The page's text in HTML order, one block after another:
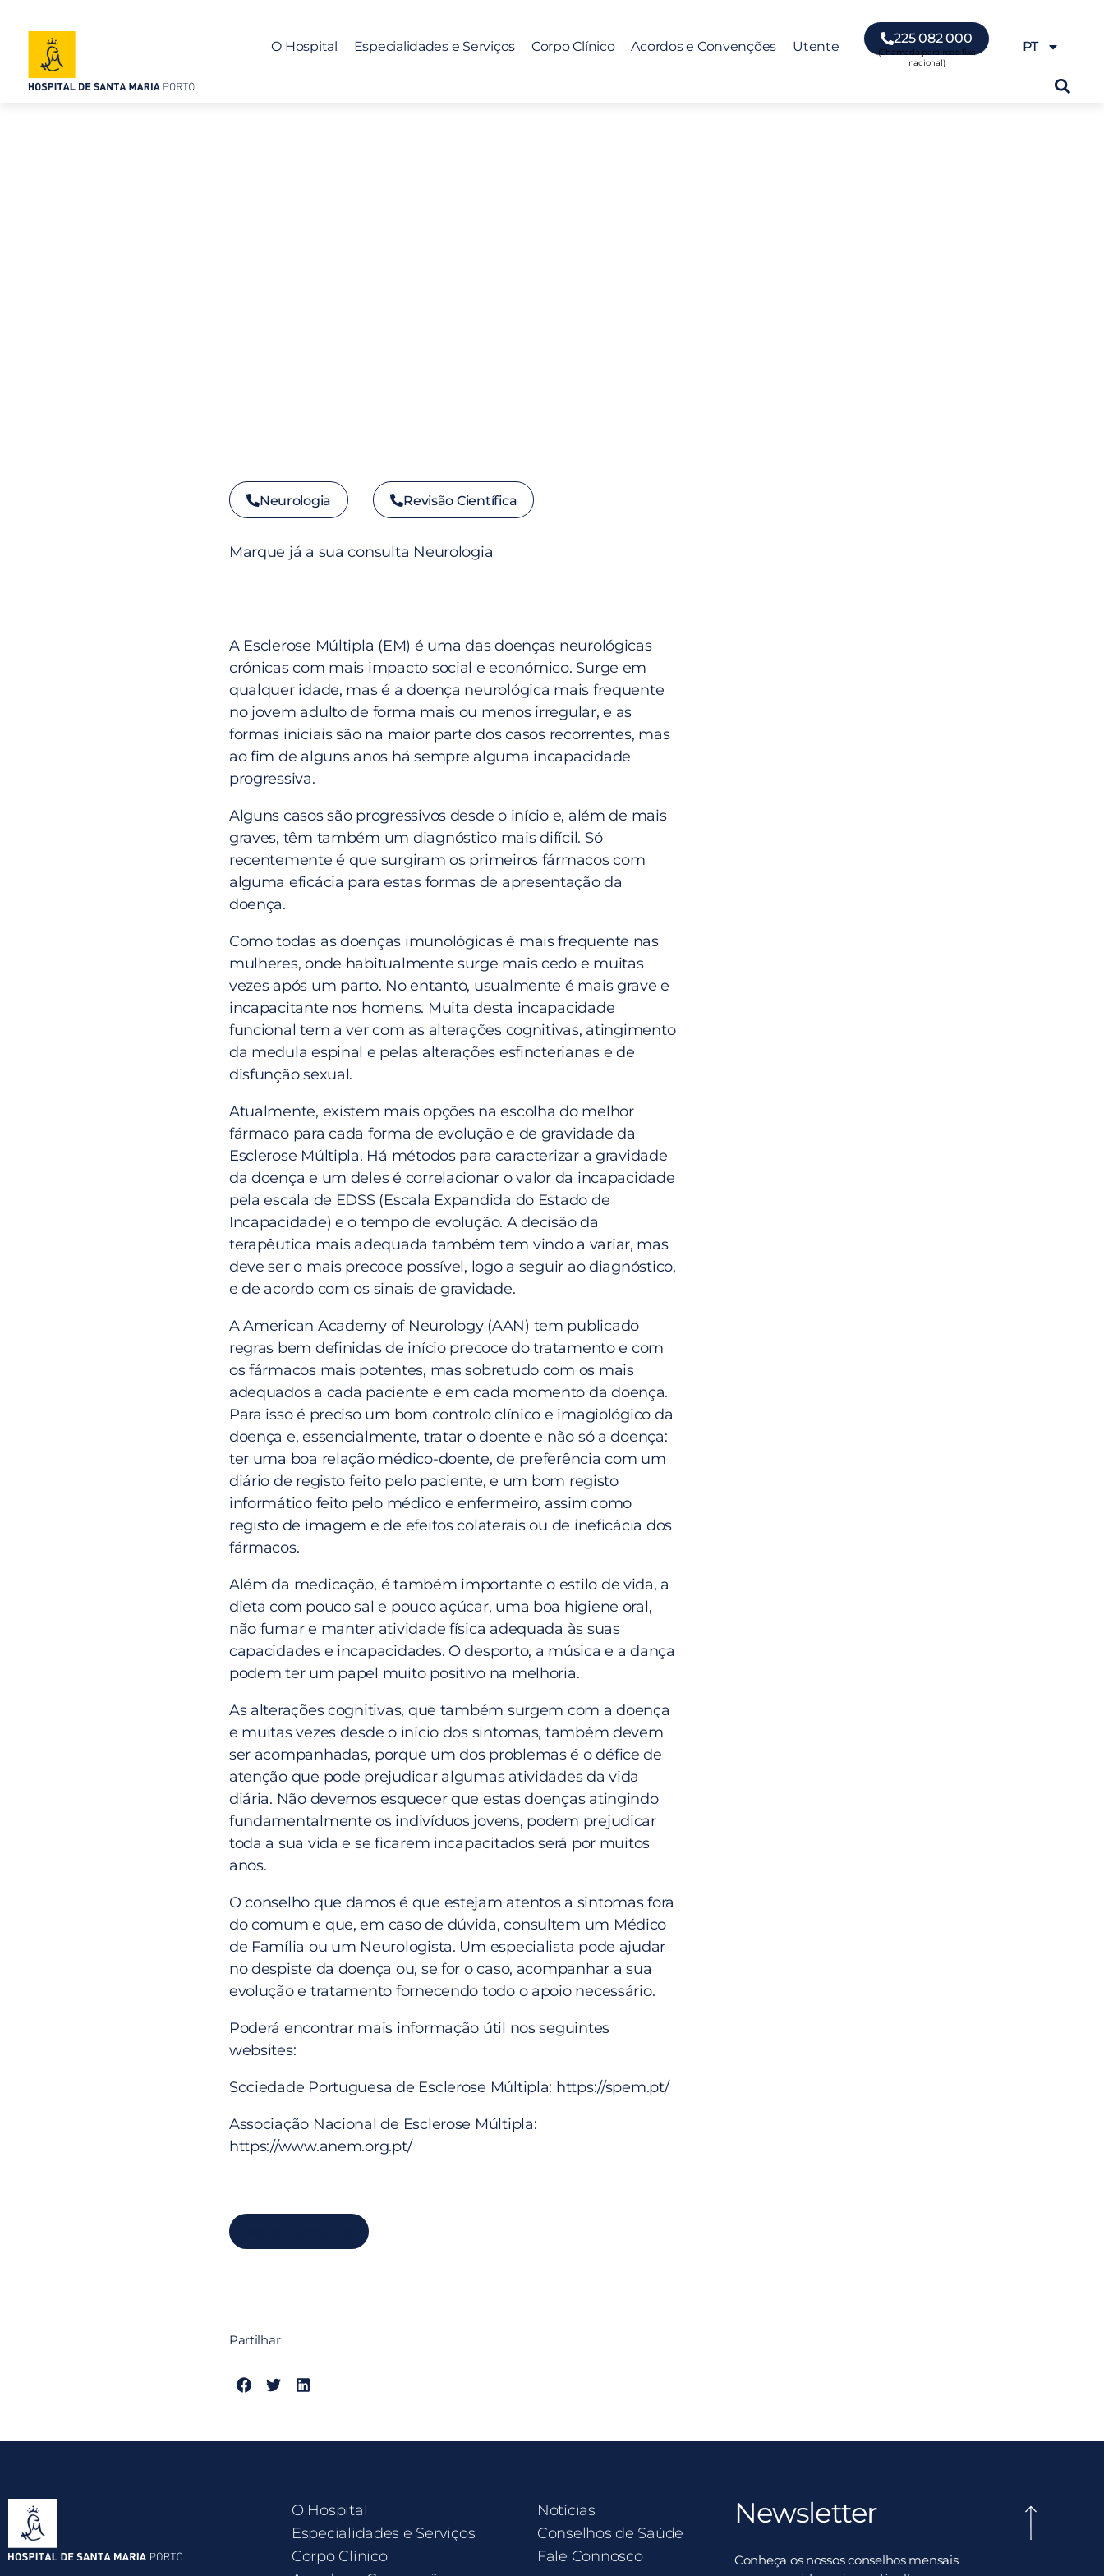
O Hospital Especialidades e Serviços Corpo Clínico Acordos e Convenções Utente
225 082 000
PT
Neurologia Revisão Científica
Marque já a sua consulta Neurologia
A Esclerose Múltipla (EM) é uma das doenças neurológicas
crónicas com mais impacto social e económico. Surge em
qualquer idade, mas é a doença neurológica mais frequente
no jovem adulto de forma mais ou menos irregular, e as
formas iniciais são na maior parte dos casos recorrentes, mas
ao fim de alguns anos há sempre alguma incapacidade
progressiva.
Alguns casos são progressivos desde o início e, além de mais
graves, têm também um diagnóstico mais difícil. Só
recentemente é que surgiram os primeiros fármacos com
alguma eficácia para estas formas de apresentação da
doença.
Como todas as doenças imunológicas é mais frequente nas
mulheres, onde habitualmente surge mais cedo e muitas
vezes após um parto. No entanto, usualmente é mais grave e
incapacitante nos homens. Muita desta incapacidade
funcional tem a ver com as alterações cognitivas, atingimento
da medula espinal e pelas alterações esfincterianas e de
disfunção sexual.
Atualmente, existem mais opções na escolha do melhor
fármaco para cada forma de evolução e de gravidade da
Esclerose Múltipla. Há métodos para caracterizar a gravidade
da doença e um deles é correlacionar o valor da incapacidade
pela escala de EDSS (Escala Expandida do Estado de
Incapacidade) e o tempo de evolução. A decisão da
terapêutica mais adequada também tem vindo a variar, mas
deve ser o mais precoce possível, logo a seguir ao diagnóstico,
e de acordo com os sinais de gravidade.
A American Academy of Neurology (AAN) tem publicado
regras bem definidas de início precoce do tratamento e com
os fármacos mais potentes, mas sobretudo com os mais
adequados a cada paciente e em cada momento da doença.
Para isso é preciso um bom controlo clínico e imagiológico da
doença e, essencialmente, tratar o doente e não só a doença:
ter uma boa relação médico-doente, de preferência com um
diário de registo feito pelo paciente, e um bom registo
informático feito pelo médico e enfermeiro, assim como
registo de imagem e de efeitos colaterais ou de ineficácia dos
fármacos.
Além da medicação, é também importante o estilo de vida, a
dieta com pouco sal e pouco açúcar, uma boa higiene oral,
não fumar e manter atividade física adequada às suas
capacidades e incapacidades. O desporto, a música e a dança
podem ter um papel muito positivo na melhoria.
As alterações cognitivas, que também surgem com a doença
e muitas vezes desde o início dos sintomas, também devem
ser acompanhadas, porque um dos problemas é o défice de
atenção que pode prejudicar algumas atividades da vida
diária. Não devemos esquecer que estas doenças atingindo
fundamentalmente os indivíduos jovens, podem prejudicar
toda a sua vida e se ficarem incapacitados será por muitos
anos.
O conselho que damos é que estejam atentos a sintomas fora
do comum e que, em caso de dúvida, consultem um Médico
de Família ou um Neurologista. Um especialista pode ajudar
no despiste da doença ou, se for o caso, acompanhar a sua
evolução e tratamento fornecendo todo o apoio necessário.
Poderá encontrar mais informação útil nos seguintes
websites:
Sociedade Portuguesa de Esclerose Múltipla: https://spem.pt/
Associação Nacional de Esclerose Múltipla:
https://www.anem.org.pt/
Partilhar
O Hospital
Especialidades e Serviços
Corpo Clínico
Notícias
Conselhos de Saúde
Fale Connosco
Newsletter
Conheça os nossos conselhos mensais